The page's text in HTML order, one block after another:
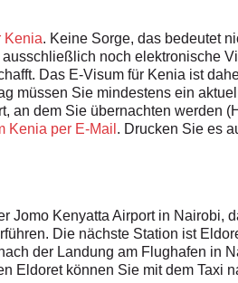
Kenia. Keine Sorge, das bedeutet
noch elektronische
Das E-Visum für Kenia ist
müssen Sie mindestens ein
an dem Sie übernachten werden
Kenia per E-Mail . Drucken Sie es
Jomo Kenyatta Airport in Nairobi,
Die nächste Station ist
der Landung am Flughafen in
Eldoret können Sie mit dem Taxi